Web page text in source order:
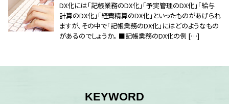
DX化には「記帳業務のDX化」「予実管理のDX化」「給与
計算のDX化」「経費精算のDX化」といったものがあげられ
ますが、その中で「記帳業務のDX化」にはどのようなもの
があるのでしょうか。 ■記帳業務のDX化の例 […]
KEYWORD